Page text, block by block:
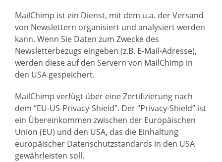
MailChimp ist ein Dienst, mit dem u.a. der Versand
von Newslettern organisiert und analysiert werden
kann. Wenn Sie Daten zum Zwecke des
Newsletterbezugs eingeben (z.B. E-Mail-Adresse),
werden diese auf den Servern von MailChimp in
den USA gespeichert.
MailChimp verfügt über eine Zertifizierung nach
dem “EU-US-Privacy-Shield”. Der “Privacy-Shield” ist
ein Übereinkommen zwischen der Europäischen
Union (EU) und den USA, das die Einhaltung
europäischer Datenschutzstandards in den USA
gewährleisten soll.